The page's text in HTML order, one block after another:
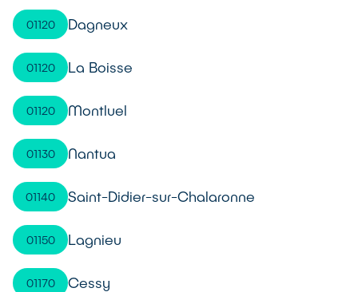
01120 Dagneux
01120 La Boisse
01120 Montluel
01130 Nantua
01140 Saint-Didier-sur-Chalaronne
01150 Lagnieu
01170 Cessy